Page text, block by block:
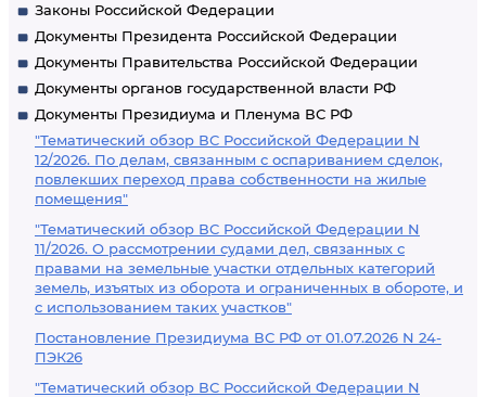
Законы Российской Федерации
Документы Президента Российской Федерации
Документы Правительства Российской Федерации
Документы органов государственной власти РФ
Документы Президиума и Пленума ВС РФ
"Тематический обзор ВС Российской Федерации N
12/2026. По делам, связанным с оспариванием сделок,
повлекших переход права собственности на жилые
помещения"
"Тематический обзор ВС Российской Федерации N
11/2026. О рассмотрении судами дел, связанных с
правами на земельные участки отдельных категорий
земель, изъятых из оборота и ограниченных в обороте, и
с использованием таких участков"
Постановление Президиума ВС РФ от 01.07.2026 N 24-
ПЭК26
"Тематический обзор ВС Российской Федерации N